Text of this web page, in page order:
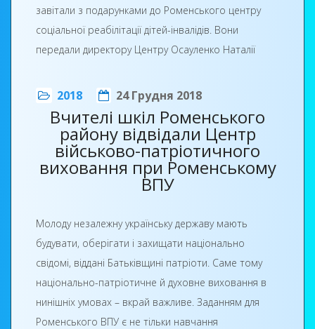
оригінальність новорічних «шедеврів» вабила до
себе всіх.
А попереду Новорічна ялинка, веселі зимові
щедрівками, іграми, незабутніми враженнями.
Щаслива зимова казка запрошує до себе всіх!
завітали з подарунками до Роменського центру
соціальної реабілітації дітей-інвалідів. Вони
передали директору Центру Осауленко Наталії
ігор, тренінгів та занять із дітками.
До Нового року залишилося менше десяти днів. І
це справді чарівний час, коли треба вірити у
чудеса і здійснення мрій та створювати невеличкі
дива самотужки. «Хай же у кожному домі й дитячому
серці завжди буде світло і радісно. Гарно
діти! Посміхайтеся, адже від ваших посмішок
новорічні свята світліші і радісніші», - звернулася до
дітей соціальний педагог училища Прокопенко Т. І.
Від усієї душі побажала присутнім великого
людського щастя, міцного здоров`я, добра й
2018 24 Грудня 2018
Вчителі шкіл Роменського
району відвідали Центр
військово-патріотичного
виховання при Роменському
ВПУ
Молоду незалежну українську державу мають
будувати, оберігати і захищати національно
свідомі, віддані Батьківщині патріоти. Саме тому
національно-патріотичне й духовне виховання в
нинішніх умовах – вкрай важливе. Заданням для
Роменського ВПУ є не тільки навчання